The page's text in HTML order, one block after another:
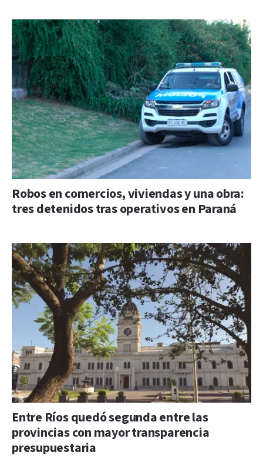
Robos en comercios, viviendas y una obra:
tres detenidos tras operativos en Paraná
Entre Ríos quedó segunda entre las
provincias con mayor transparencia
presupuestaria